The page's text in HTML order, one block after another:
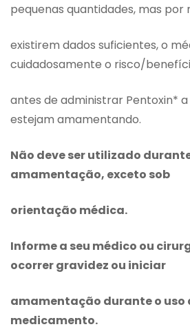
pequenas quantidades, mas por
existirem dados suficientes, o
cuidadosamente o risco/
antes de administrar Pentoxin*
estejam amamentando.
Não deve ser utilizado
amamentação, exceto sob
orientação médica.
Informe a seu médico ou
ocorrer gravidez ou iniciar
amamentação durante o uso
medicamento.